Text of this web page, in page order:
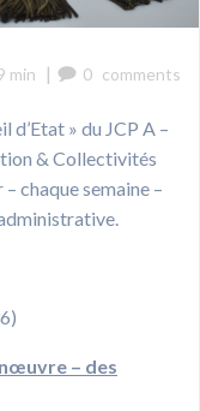
min | 0 comments
d’Etat » du JCP A –
& Collectivités
chaque semaine –
– des